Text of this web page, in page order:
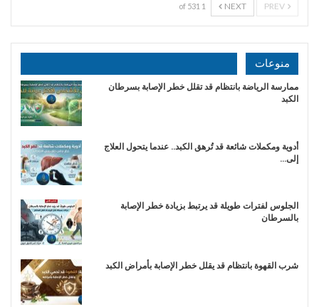
NEXT
1 of 531
منوعات
ممارسة الرياضة بانتظام قد تقلل خطر الإصابة بسرطان
الكبد
أدوية ومكملات شائعة قد تُرهق الكبد.. عندما يتحول العلاج
إلى…
الجلوس لفترات طويلة قد يرتبط بزيادة خطر الإصابة
بالسرطان
شرب القهوة بانتظام قد يقلل خطر الإصابة بأمراض الكبد